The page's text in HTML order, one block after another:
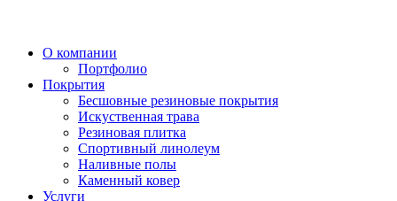
О компании
Портфолио
Покрытия
Бесшовные резиновые покрытия
Искуственная трава
Резиновая плитка
Спортивный линолеум
Наливные полы
Каменный ковер
Услуги